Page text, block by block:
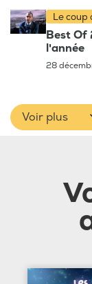
Le coup
Best Of
l'année
28
Voir plus